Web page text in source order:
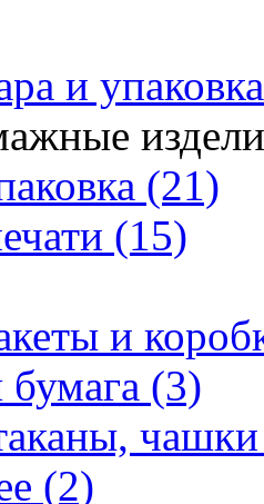
и упаковка
(21)
(15)
и
бумага (3)
чашки
(2)